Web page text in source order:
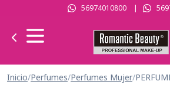
56974010800|
Inicio/Perfumes/Perfumes Mujer/